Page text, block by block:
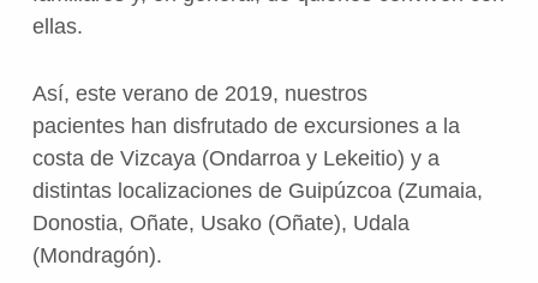
ellas.
Así, este verano de 2019, nuestros
pacientes han disfrutado de excursiones a la
costa de Vizcaya (Ondarroa y Lekeitio) y a
distintas localizaciones de Guipúzcoa (Zumaia,
Donostia, Oñate, Usako (Oñate), Udala
(Mondragón).